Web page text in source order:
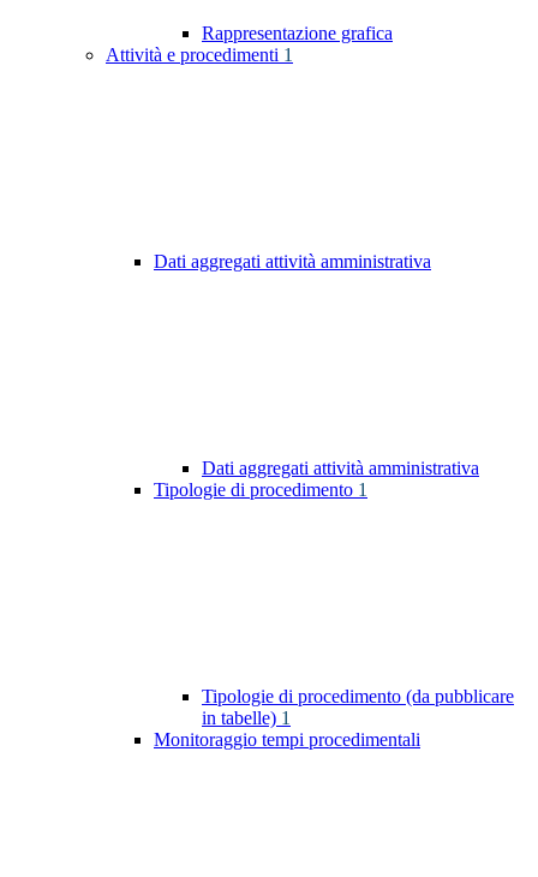
Rappresentazione grafica
Attività e procedimenti 1
Dati aggregati attività amministrativa
Dati aggregati attività amministrativa
Tipologie di procedimento 1
Tipologie di procedimento (da pubblicare
in tabelle) 1
Monitoraggio tempi procedimentali